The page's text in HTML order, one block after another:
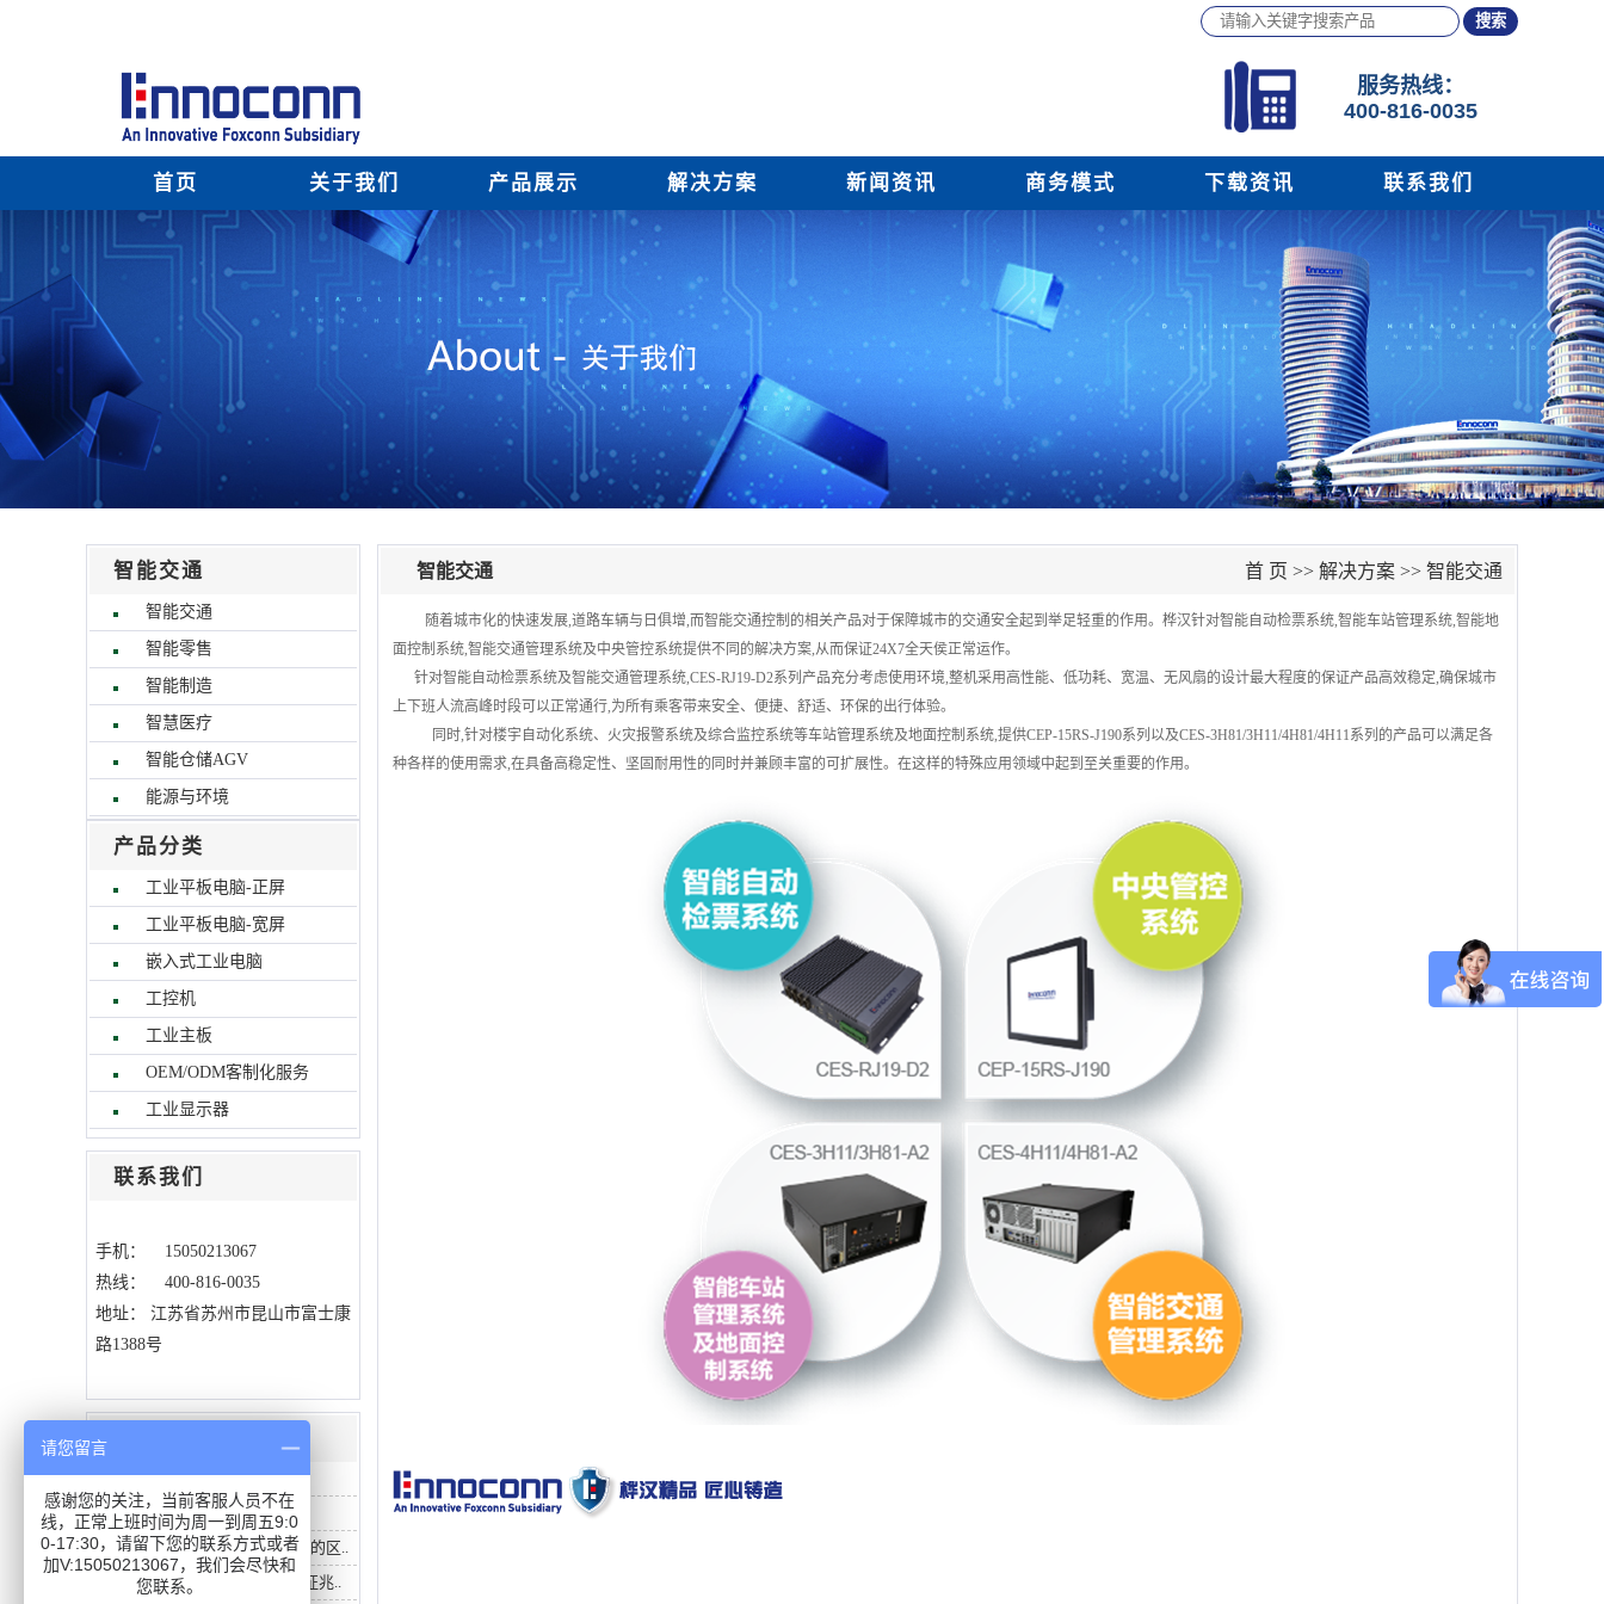
服务热线：
400-816-0035
首页 关于我们 产品展示 解决方案 新闻资讯 商务模式 下载资讯 联系我们
智能交通
智能交通
智能零售
智能制造
智慧医疗
智能仓储AGV
能源与环境
产品分类
工业平板电脑-正屏
工业平板电脑-宽屏
嵌入式工业电脑
工控机
工业主板
OEM/ODM客制化服务
工业显示器
联系我们
手机： 15050213067
热线： 400-816-0035
地址： 江苏省苏州市昆山市富士康
路1388号
工业触控一体机的应用场景
工业触控一体机的应用场景
工业触摸显示器和商用触控屏的区..
无风扇工控机散热失效的5大征兆..
智能交通 首 页 >> 解决方案 >> 智能交通
随着城市化的快速发展,道路车辆与日俱增,而智能交通控制的相关产品对于保障城市的交通安全起到举足轻重的作用。桦汉针对智能自动检票系统,智能车站管理系统,智能地
面控制系统,智能交通管理系统及中央管控系统提供不同的解决方案,从而保证24X7全天侯正常运作。
针对智能自动检票系统及智能交通管理系统,CES-RJ19-D2系列产品充分考虑使用环境,整机采用高性能、低功耗、宽温、无风扇的设计最大程度的保证产品高效稳定,确保城市
上下班人流高峰时段可以正常通行,为所有乘客带来安全、便捷、舒适、环保的出行体验。
同时,针对楼宇自动化系统、火灾报警系统及综合监控系统等车站管理系统及地面控制系统,提供CEP-15RS-J190系列以及CES-3H81/3H11/4H81/4H11系列的产品可以满足各
种各样的使用需求,在具备高稳定性、坚固耐用性的同时并兼顾丰富的可扩展性。在这样的特殊应用领域中起到至关重要的作用。
请您留言
感谢您的关注，当前客服人员不在
线，正常上班时间为周一到周五9:0
0-17:30，请留下您的联系方式或者
加V:15050213067，我们会尽快和
您联系。